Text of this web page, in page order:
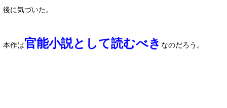
後に気づいた。
本作は官能小説として読むべき なのだろう。